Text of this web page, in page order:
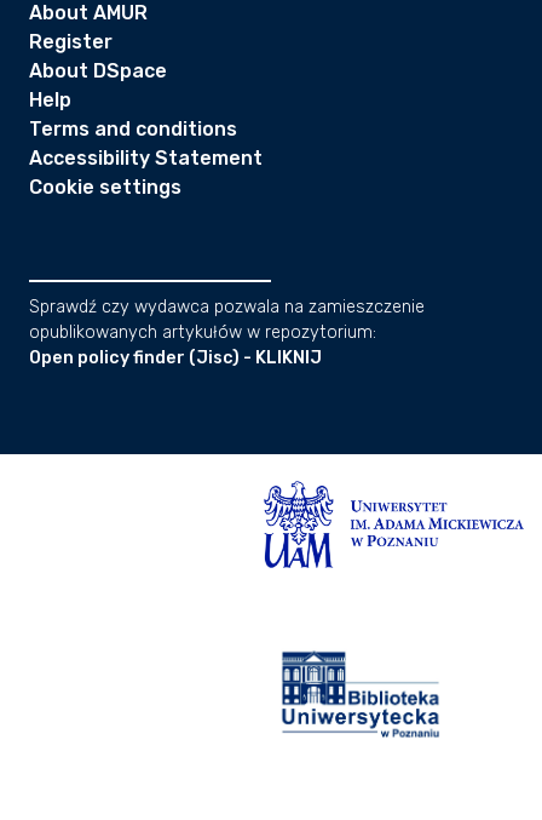
About AMUR
Register
About DSpace
Help
Terms and conditions
Accessibility Statement
Cookie settings
Sprawdź czy wydawca pozwala na zamieszczenie
opublikowanych artykułów w repozytorium:
Open policy finder (Jisc) - KLIKNIJ